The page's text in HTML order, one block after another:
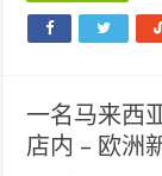
一名马来西
店内 – 欧洲